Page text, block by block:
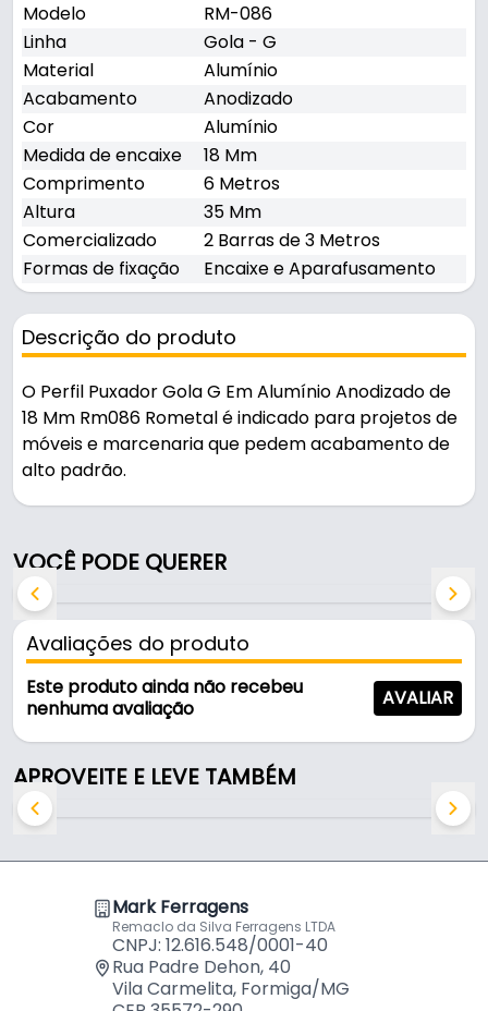
Modelo
RM-086
Linha
Gola - G
Material
Alumínio
Acabamento
Anodizado
Cor
Alumínio
Medida de encaixe
18 Mm
Comprimento
6 Metros
Altura
35 Mm
Comercializado
2 Barras de 3 Metros
Formas de fixação
Encaixe e Aparafusamento
Descrição do produto
O Perfil Puxador Gola G Em Alumínio Anodizado de
18 Mm Rm086 Rometal é indicado para projetos de
móveis e marcenaria que pedem acabamento de
alto padrão.
anodizado, é resistente e durável no uso diário.
Possui encaixe 18 mm.
Características:
- Marca: Rometal
- Modelo: RM-086
- Linha: Gola - G
- Cor: Alumínio
- Medida de encaixe: 18 Mm
- Altura: 35 Mm
- Formas de fixação: Encaixe e Aparafusamento
(Produto enviado em 2 barras de 3 metros)
VOCÊ PODE QUERER
Avaliações do produto
Este produto ainda não recebeu
nenhuma avaliação
AVALIAR
APROVEITE E LEVE TAMBÉM
Mark Ferragens
Remaclo da Silva Ferragens LTDA
CNPJ: 12.616.548/0001-40
Rua Padre Dehon, 40
Vila Carmelita, Formiga/MG